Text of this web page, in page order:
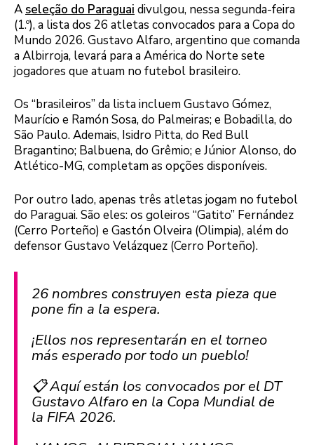
A seleção do Paraguai divulgou, nessa segunda-feira
(1.º), a lista dos 26 atletas convocados para a Copa do
Mundo 2026. Gustavo Alfaro, argentino que comanda
a Albirroja, levará para a América do Norte sete
jogadores que atuam no futebol brasileiro.
Os “brasileiros” da lista incluem Gustavo Gómez,
Maurício e Ramón Sosa, do Palmeiras; e Bobadilla, do
São Paulo. Ademais, Isidro Pitta, do Red Bull
Bragantino; Balbuena, do Grêmio; e Júnior Alonso, do
Atlético-MG, completam as opções disponíveis.
Por outro lado, apenas três atletas jogam no futebol
do Paraguai. São eles: os goleiros “Gatito” Fernández
(Cerro Porteño) e Gastón Olveira (Olimpia), além do
defensor Gustavo Velázquez (Cerro Porteño).
26 nombres construyen esta pieza que
pone fin a la espera.
¡Ellos nos representarán en el torneo
más esperado por todo un pueblo!
📋 Aquí están los convocados por el DT
Gustavo Alfaro en la Copa Mundial de
la FIFA 2026.